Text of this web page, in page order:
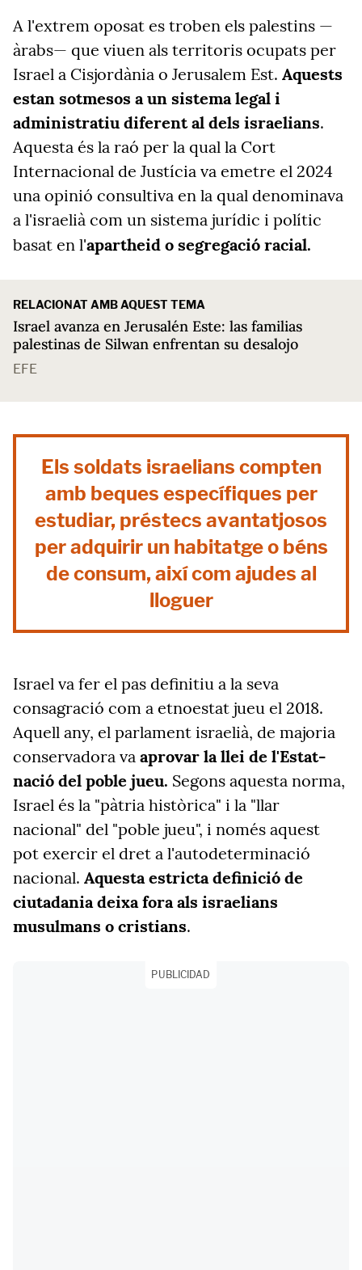
A l'extrem oposat es troben els palestins —
àrabs— que viuen als territoris ocupats per
Israel a Cisjordània o Jerusalem Est. Aquests
estan sotmesos a un sistema legal i
administratiu diferent al dels israelians.
Aquesta és la raó per la qual la Cort
Internacional de Justícia va emetre el 2024
una opinió consultiva en la qual denominava
a l'israelià com un sistema jurídic i polític
basat en l'apartheid o segregació racial.
RELACIONAT AMB AQUEST TEMA
Israel avanza en Jerusalén Este: las familias
palestinas de Silwan enfrentan su desalojo
EFE
Els soldats israelians compten
amb beques específiques per
estudiar, préstecs avantatjosos
per adquirir un habitatge o béns
de consum, així com ajudes al
lloguer
Israel va fer el pas definitiu a la seva
consagració com a etnoestat jueu el 2018.
Aquell any, el parlament israelià, de majoria
conservadora va aprovar la llei de l'Estat-
nació del poble jueu. Segons aquesta norma,
Israel és la "pàtria històrica" i la "llar
nacional" del "poble jueu", i només aquest
pot exercir el dret a l'autodeterminació
nacional. Aquesta estricta definició de
ciutadania deixa fora als israelians
musulmans o cristians.
PUBLICIDAD